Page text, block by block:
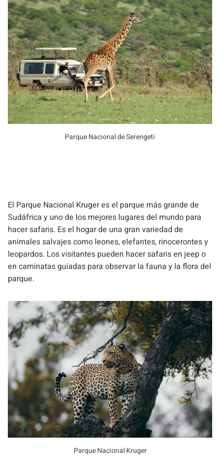
Parque Nacional de Serengeti
El Parque Nacional Kruger es el parque más grande de
Sudáfrica y uno de los mejores lugares del mundo para
hacer safaris. Es el hogar de una gran variedad de
animales salvajes como leones, elefantes, rinocerontes y
leopardos. Los visitantes pueden hacer safaris en jeep o
en caminatas guiadas para observar la fauna y la flora del
parque.
Parque Nacional Kruger